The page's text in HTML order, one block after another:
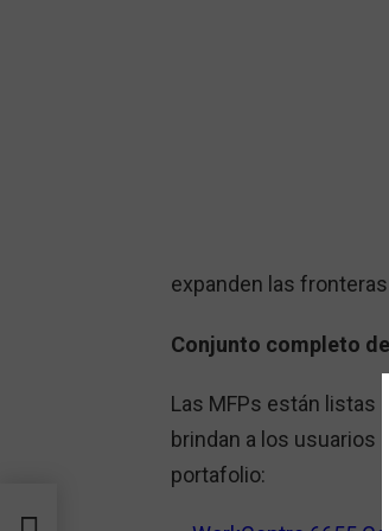
expanden las
Conjunto completo
Las MFPs están listas
brindan a los usuarios
portafolio:
en